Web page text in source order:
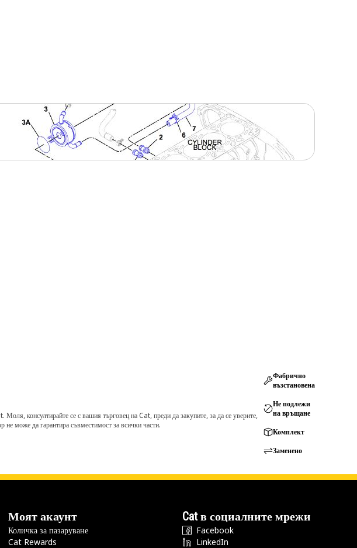
консултирайте се с вашия търговец на Cat, преди да закупите, за да се уверите,
може да гарантира съвместимост за всички части.
Фабрично
възстановена
Не подлежи
на връщане
Комплект
Заменено
Моят акаунт
Количка за пазаруване
Cat Rewards
Cat в социалните мрежи
Facebook
LinkedIn